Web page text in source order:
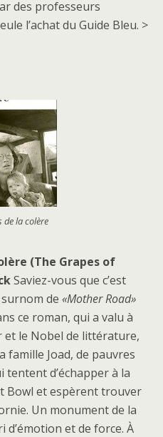
des professeurs
l’achat du Guide Bleu. >
de la colère
(The Grapes of
Saviez-vous que c’est
de «Mother Road»
ce roman, qui a valu à
le Nobel de littérature,
Joad, de pauvres
tentent d’échapper à la
Bowl et espèrent trouver
Un monument de la
et de force. À